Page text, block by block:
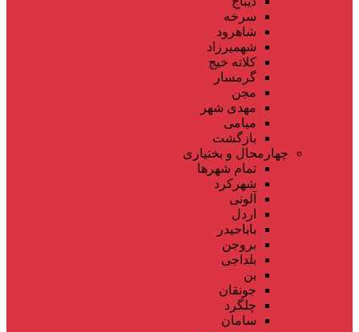
سرخه
شاهرود
شهمیرزاد
کلاته خیج
گرمسار
مجن
مهدی شهر
میامی
بازگشت
چهارمحال و بختیاری
تمام شهر‌ها
شهرکرد
آلونی
اردل
باباحیدر
بروجن
بلداجی
بن
جونقان
چلگرد
سامان